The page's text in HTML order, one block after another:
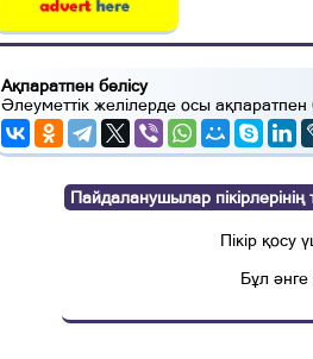
Ақпаратпен бөлісу
Әлеуметтік желілерде осы ақпаратпен
Пайдаланушылар пікірлерінің
Пікір қосу
Бұл әнге